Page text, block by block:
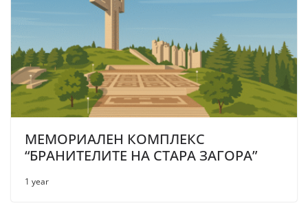
МЕМОРИАЛЕН КОМПЛЕКС
“БРАНИТЕЛИТЕ НА СТАРА ЗАГОРА”
1 year